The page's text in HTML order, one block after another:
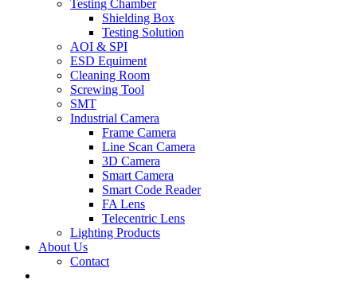
Testing Chamber
Shielding Box
Testing Solution
AOI & SPI
ESD Equiment
Cleaning Room
Screwing Tool
SMT
Industrial Camera
Frame Camera
Line Scan Camera
3D Camera
Smart Camera
Smart Code Reader
FA Lens
Telecentric Lens
Lighting Products
About Us
Contact